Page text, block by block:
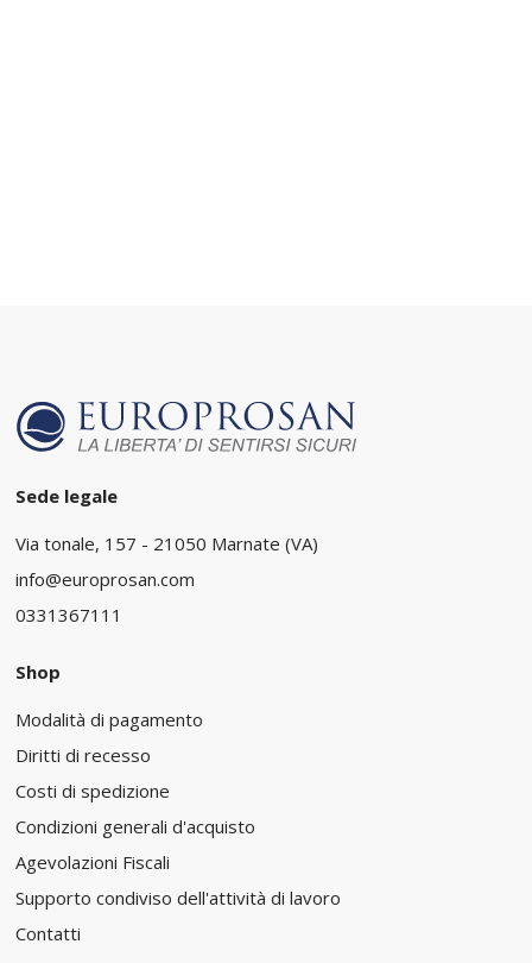
Sede legale
Via tonale, 157 - 21050 Marnate (VA)
info@europrosan.com
0331367111
Shop
Modalità di pagamento
Diritti di recesso
Costi di spedizione
Condizioni generali d'acquisto
Agevolazioni Fiscali
Supporto condiviso dell'attività di lavoro
Contatti